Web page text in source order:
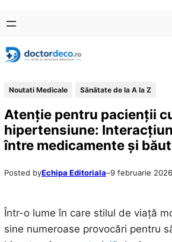
conținut
content
Noutati Medicale Sănătate de la A la Z
Atenție pentru pacienții
hipertensiune:
între medicamente și
Posted byEchipa Editoriala–9 februarie 2026
Într-o lume în care stilul de viață
sine numeroase provocări pentru